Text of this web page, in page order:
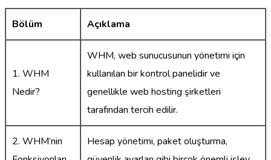
Bölüm Açıklama
1. WHM
Nedir?
WHM, web sunucusunun yönetimi için
kullanılan bir kontrol panelidir ve
genellikle web hosting şirketleri
tarafından tercih edilir.
2. WHM’nin
Hesap yönetimi, paket oluşturma,